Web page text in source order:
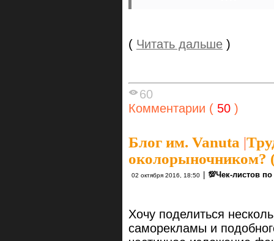
( Читать дальше )
60
Комментарии ( 50 )
Блог им. Vanuta |
околорыночником?
02 октября 2016, 18:50 💯Чек-листов
Хочу поделиться
саморекламы и